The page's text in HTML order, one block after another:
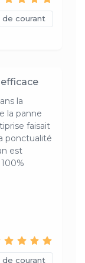
de courant
la
la panne
faisait
ponctualité
est
de courant